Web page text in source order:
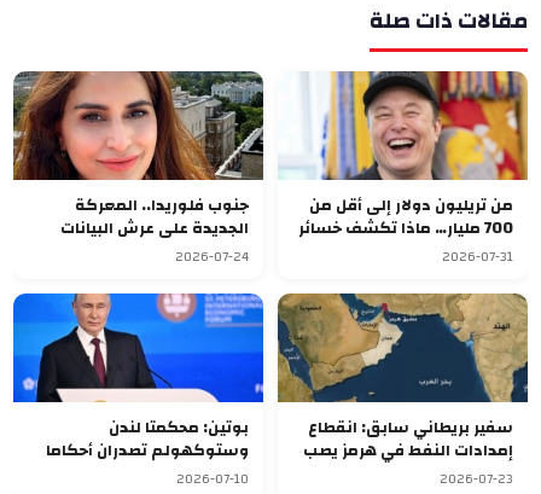
مقالات ذات صلة
من تريليون دولار إلى أقل من
700 مليار… ماذا تكشف خسائر
ماسك عن اقتصاد المستقبل؟
2026-07-31
جنوب فلوريدا.. المعركة
الجديدة على عرش البيانات
2026-07-24
سفير بريطاني سابق: انقطاع
إمدادات النفط في هرمز يصب
في مصلحة واشنطن
2026-07-23
بوتين: محكمتا لندن
وستوكهولم تصدران أحكاما
غير قانونية بحق الشركات
2026-07-10